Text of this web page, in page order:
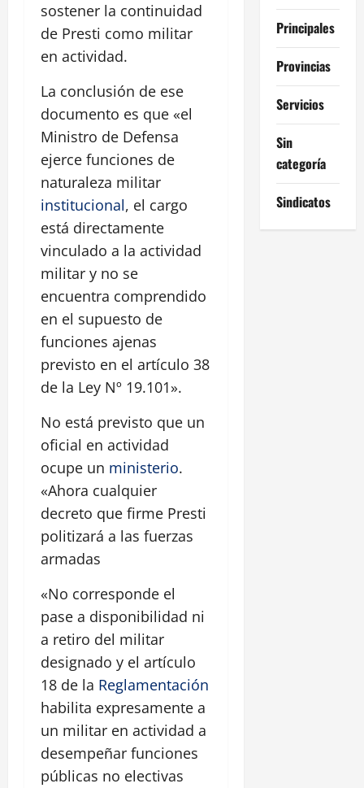
sostener la continuidad
de Presti como militar
en actividad.
La conclusión de ese
documento es que «el
Ministro de Defensa
ejerce funciones de
naturaleza militar
institucional, el cargo
está directamente
vinculado a la actividad
militar y no se
encuentra comprendido
en el supuesto de
funciones ajenas
previsto en el artículo 38
de la Ley Nº 19.101».
No está previsto que un
oficial en actividad
ocupe un ministerio.
«Ahora cualquier
decreto que firme Presti
politizará a las fuerzas
armadas
«No corresponde el
pase a disponibilidad ni
a retiro del militar
designado y el artículo
18 de la Reglamentación
habilita expresamente a
un militar en actividad a
desempeñar funciones
públicas no electivas
Principales
Provincias
Servicios
Sin
categoría
Sindicatos